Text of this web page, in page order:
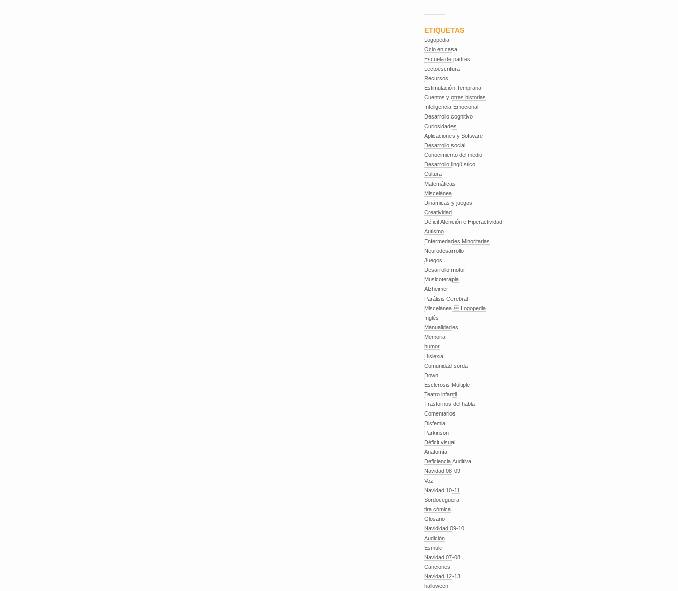
ETIQUETAS
Logopedia
Ocio en casa
Escuela de padres
Lectoescritura
Recursos
Estimulación Temprana
Cuentos y otras historias
Inteligencia Emocional
Desarrollo cognitivo
Curiosidades
Aplicaciones y Software
Desarrollo social
Conocimiento del medio
Desarrollo lingüístico
Cultura
Matemáticas
Miscelánea
Dinámicas y juegos
Creatividad
Déficit Atención e Hiperactividad
Autismo
Enfermedades Minoritarias
Neurodesarrollo
Juegos
Desarrollo motor
Musicoterapia
Alzheimer
Parálisis Cerebral
Miscelánea  Logopedia
Inglés
Manualidades
Memoria
humor
Dislexia
Comunidad sorda
Down
Esclerosis Múltiple
Teatro infantil
Trastornos del habla
Comentarios
Disfemia
Parkinson
Déficit visual
Anatomía
Deficiencia Auditiva
Navidad 08-09
Voz
Navidad 10-11
Sordoceguera
tira cómica
Glosario
Navididad 09-10
Audición
Esmuki
Navidad 07-08
Canciones
Navidad 12-13
halloween